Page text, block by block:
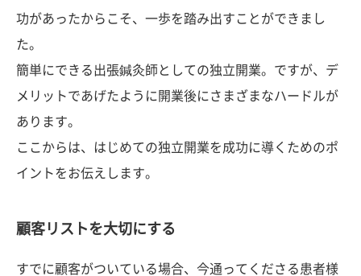
功があったからこそ、一歩を踏み出すことができまし
た。
簡単にできる出張鍼灸師としての独立開業。ですが、デ
メリットであげたように開業後にさまざまなハードルが
あります。
ここからは、はじめての独立開業を成功に導くためのポ
イントをお伝えします。
顧客リストを大切にする
すでに顧客がついている場合、今通ってくださる患者様